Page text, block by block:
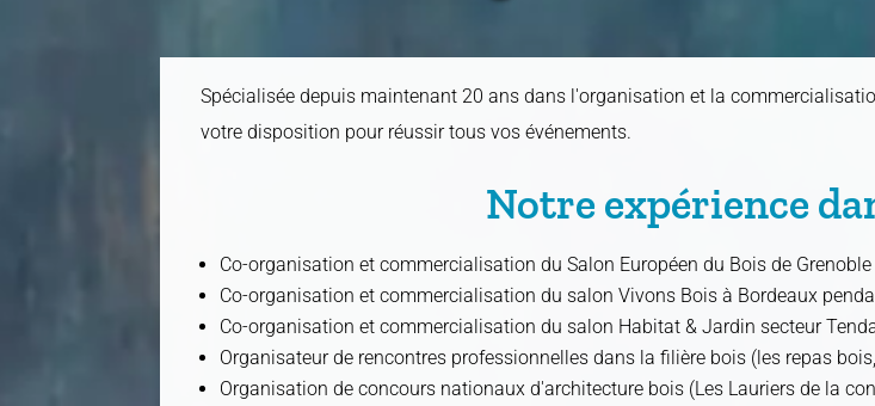
Spécialisée depuis maintenant 20 ans dans l'organisation et la
votre disposition pour réussir tous vos événements.
Notre expérience
Co-organisation et commercialisation du Salon Européen du Bois de
Co-organisation et commercialisation du salon Vivons Bois à Bordeaux
Co-organisation et commercialisation du salon Habitat & Jardin secteur
Organisateur de rencontres professionnelles dans la filière bois (les repas
Organisation de concours nationaux d'architecture bois (Les Lauriers de la